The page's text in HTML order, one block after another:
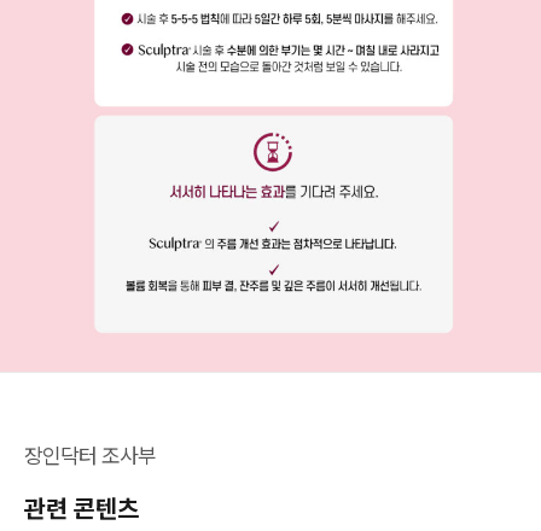
장인닥터 조사부
관련 콘텐츠